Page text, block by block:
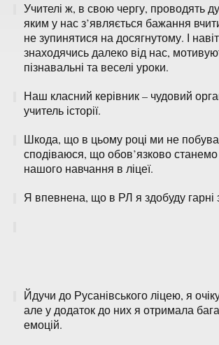
Учителі ж, в свою чергу, проводять
яким у нас з’являється бажання
не зупинятися на досягнутому. І
знаходячись далеко від нас,
пізнавальні та веселі уроки.
Наш класний керівник – чудовий
учитель історії.
Шкода, що в цьому році ми не
сподіваюся, що обов’язково станемо
нашого навчання в ліцеї.
Я впевнена, що в РЛ я здобуду гарні
Йдучи до Русанівського ліцею, я
але у додаток до них я отримала
емоцій.